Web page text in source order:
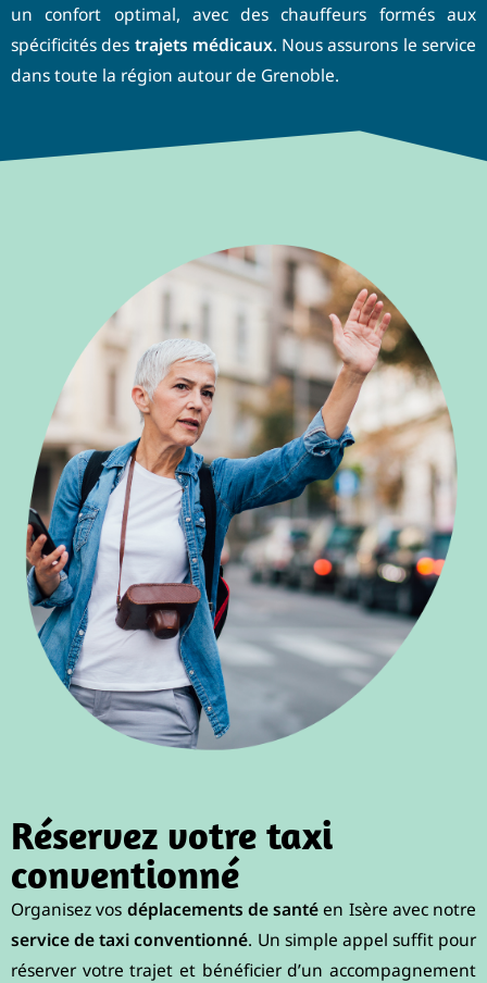
un confort optimal, avec des chauffeurs formés aux
spécificités des trajets médicaux. Nous assurons le service
dans toute la région autour de Grenoble.
Réservez votre taxi
conventionné
Organisez vos déplacements de santé en Isère avec notre
service de taxi conventionné. Un simple appel suffit pour
réserver votre trajet et bénéficier d’un accompagnement